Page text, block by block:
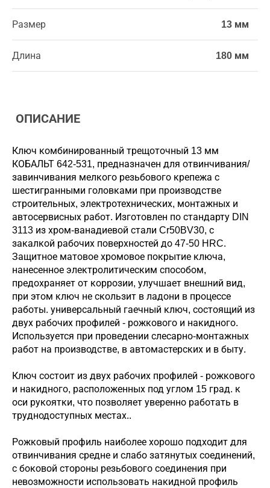
Размер 13 мм
Длина 180 мм
ОПИСАНИЕ
Ключ комбинированный трещоточный 13 мм
КОБАЛЬТ 642-531, предназначен для отвинчивания/
завинчивания мелкого резьбового крепежа с
шестигранными головками при производстве
строительных, электротехнических, монтажных и
автосервисных работ. Изготовлен по стандарту DIN
3113 из хром-ванадиевой стали Cr50BV30, с
закалкой рабочих поверхностей до 47-50 HRC.
Защитное матовое хромовое покрытие ключа,
нанесенное электролитическим способом,
предохраняет от коррозии, улучшает внешний вид,
при этом ключ не скользит в ладони в процессе
работы. универсальный гаечный ключ, состоящий из
двух рабочих профилей - рожкового и накидного.
Используется при проведении слесарно-монтажных
работ на производстве, в автомастерских и в быту.
Ключ состоит из двух рабочих профилей - рожкового
и накидного, расположенных под углом 15 град. к
оси рукоятки, что позволяет уверенно работать в
труднодоступных местах..
Рожковый профиль наиболее хорошо подходит для
отвинчивания средне и слабо затянутых соединений,
с боковой стороны резьбового соединения при
невозможности использовать накидной профиль